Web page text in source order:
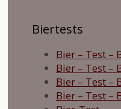
Biertests
Bier – Test –
Bier – Test –
Bier – Test –
Bier – Test –